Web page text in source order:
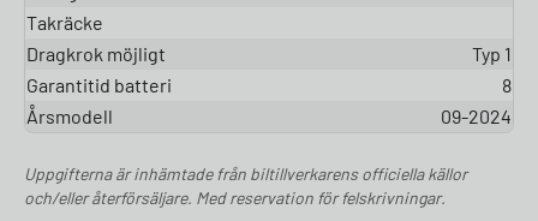
Takräcke
Dragkrok möjligt
Typ 1
Garantitid batteri
8
Årsmodell
09-2024
Uppgifterna är inhämtade från biltillverkarens officiella källor
och/eller återförsäljare. Med reservation för felskrivningar.